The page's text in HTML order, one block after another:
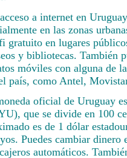
a internet en
en las zonas
gratuito en lugares
y bibliotecas. También
móviles con alguna de
país, como Antel,
oficial de Uruguay
que se divide en 100
es de 1 dólar
Puedes cambiar dinero
automáticos.